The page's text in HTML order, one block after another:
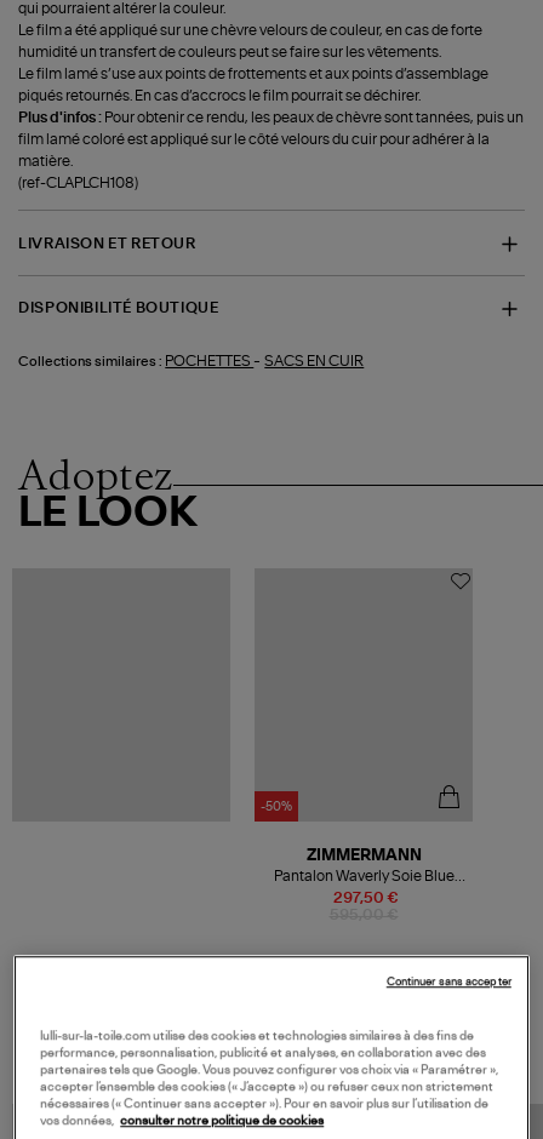
qui pourraient altérer la couleur.
Le film a été appliqué sur une chèvre velours de couleur, en cas de forte
humidité un transfert de couleurs peut se faire sur les vêtements.
Le film lamé s’use aux points de frottements et aux points d’assemblage
piqués retournés. En cas d’accrocs le film pourrait se déchirer.
Plus d'infos : Pour obtenir ce rendu, les peaux de chèvre sont tannées, puis un
film lamé coloré est appliqué sur le côté velours du cuir pour adhérer à la
matière.
(ref-CLAPLCH108)
LIVRAISON ET RETOUR
DISPONIBILITÉ BOUTIQUE
Collections similaires : POCHETTES -SACS EN CUIR
Adoptez
LE LOOK
-50%
297,50 €
ZIMMERMANN
Pantalon Waverly Soie Blue
Floral
VOS DERNIERS PRODUITS VUS
lulli-sur-la-toile.com utilise des cookies et technologies similaires à des fins de
performance, personnalisation, publicité et analyses, en collaboration avec des
partenaires tels que Google. Vous pouvez configurer vos choix via « Paramétrer »,
accepter l’ensemble des cookies (« J’accepte ») ou refuser ceux non strictement
nécessaires (« Continuer sans accepter »). Pour en savoir plus sur l’utilisation de
vos données, consulter notre politique de cookies
Continuer sans accepter